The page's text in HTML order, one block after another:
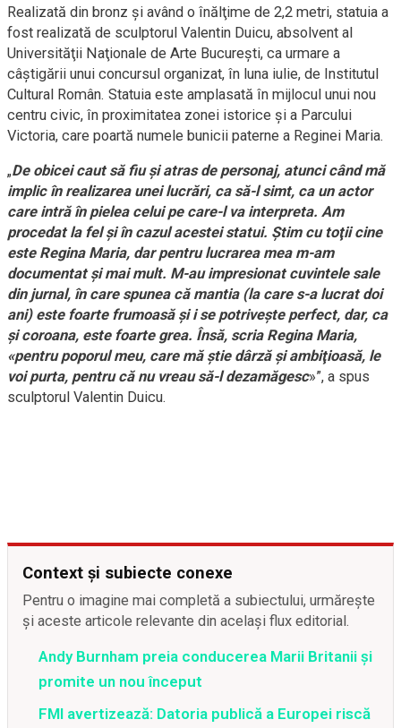
Realizată din bronz şi având o înălţime de 2,2 metri, statuia a
fost realizată de sculptorul Valentin Duicu, absolvent al
Universităţii Naţionale de Arte Bucureşti, ca urmare a
câştigării unui concursul organizat, în luna iulie, de Institutul
Cultural Român. Statuia este amplasată în mijlocul unui nou
centru civic, în proximitatea zonei istorice şi a Parcului
Victoria, care poartă numele bunicii paterne a Reginei Maria.
„De obicei caut să fiu şi atras de personaj, atunci când mă
implic în realizarea unei lucrări, ca să-l simt, ca un actor
care intră în pielea celui pe care-l va interpreta. Am
procedat la fel şi în cazul acestei statui. Ştim cu toţii cine
este Regina Maria, dar pentru lucrarea mea m-am
documentat şi mai mult. M-au impresionat cuvintele sale
din jurnal, în care spunea că mantia (la care s-a lucrat doi
ani) este foarte frumoasă şi i se potriveşte perfect, dar, ca
şi coroana, este foarte grea. Însă, scria Regina Maria,
«pentru poporul meu, care mă ştie dârză şi ambiţioasă, le
voi purta, pentru că nu vreau să-l dezamăgesc»”, a spus
sculptorul Valentin Duicu.
Context și subiecte conexe
Pentru o imagine mai completă a subiectului, urmărește
și aceste articole relevante din același flux editorial.
Andy Burnham preia conducerea Marii Britanii și
promite un nou început
FMI avertizează: Datoria publică a Europei riscă